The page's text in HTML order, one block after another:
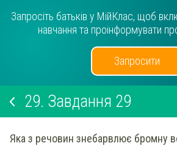
Запросіть батьків у МійКлас, щоб
навчання та проінформувати
Запросити
29. Завдання 29
Яка з речовин знебарвлює бромну